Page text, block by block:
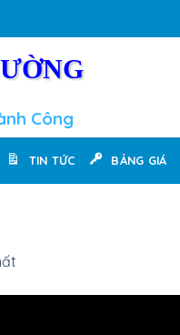
Công
TIN TỨC BẢNG GIÁ